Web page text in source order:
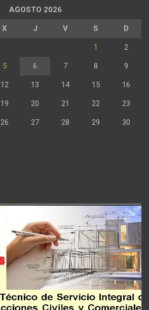
AGOSTO 2026
X J V S D
1 2
5 6 7 8 9
12 13 14 15 16
19 20 21 22 23
26 27 28 29 30